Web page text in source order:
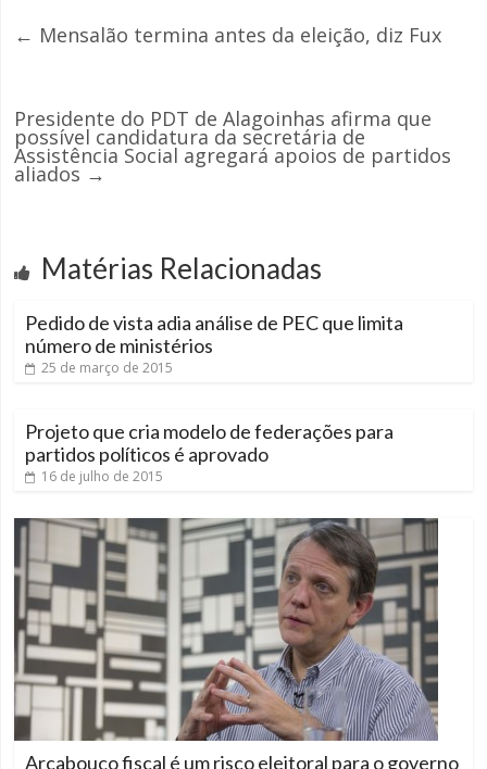
← Mensalão termina antes da eleição, diz Fux
Presidente do PDT de Alagoinhas afirma que
possível candidatura da secretária de
Assistência Social agregará apoios de partidos
aliados →
Matérias Relacionadas
Pedido de vista adia análise de PEC que limita
número de ministérios
25 de março de 2015
Projeto que cria modelo de federações para
partidos políticos é aprovado
16 de julho de 2015
Arcabouço fiscal é um risco eleitoral para o governo